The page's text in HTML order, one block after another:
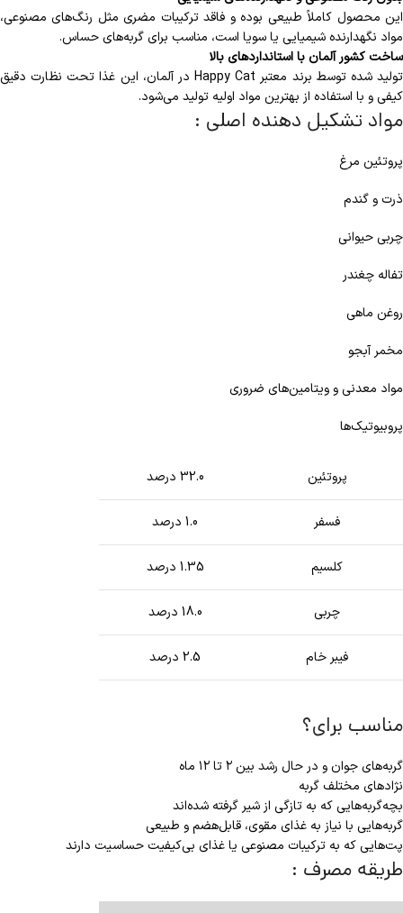
این محصول کاملاً طبیعی بوده و فاقد ترکیبات مضری مثل رنگ‌های مصنوعی،
مواد نگهدارنده شیمیایی یا سویا است، مناسب برای گربه‌های حساس.
ساخت کشور آلمان با استانداردهای بالا
تولید شده توسط برند معتبر Happy Cat در آلمان، این غذا تحت نظارت دقیق
کیفی و با استفاده از بهترین مواد اولیه تولید می‌شود.
مواد تشکیل دهنده اصلی :
پروتئین مرغ
ذرت و گندم
چربی حیوانی
تفاله چغندر
روغن ماهی
مخمر آبجو
مواد معدنی و ویتامین‌های ضروری
پروبیوتیک‌ها
پروتئین 32.0 درصد
فسفر 1.0 درصد
کلسیم 1.35 درصد
چربی 18.0 درصد
فیبر خام 2.5 درصد
مناسب برای؟
گربه‌های جوان و در حال رشد بین ۲ تا ۱۲ ماه
نژادهای مختلف گربه
بچه‌گربه‌هایی که به تازگی از شیر گرفته شده‌اند
گربه‌هایی با نیاز به غذای مقوی، قابل‌هضم و طبیعی
پت‌هایی که به ترکیبات مصنوعی یا غذای بی‌کیفیت حساسیت دارند
طریقه مصرف :